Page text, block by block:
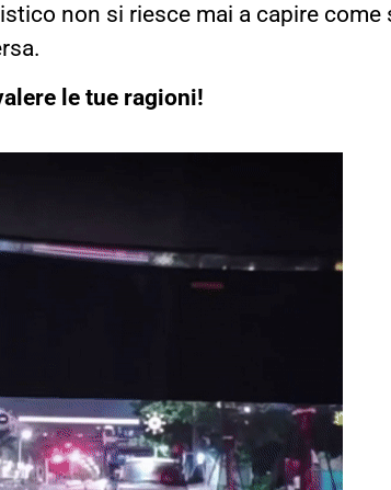
non si riesce mai a capire
le tue ragioni!